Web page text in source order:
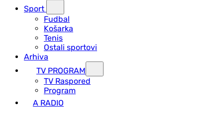
Sport
Fudbal
Košarka
Tenis
Ostali sportovi
Arhiva
TV PROGRAM
ТV Raspored
Program
A RADIO